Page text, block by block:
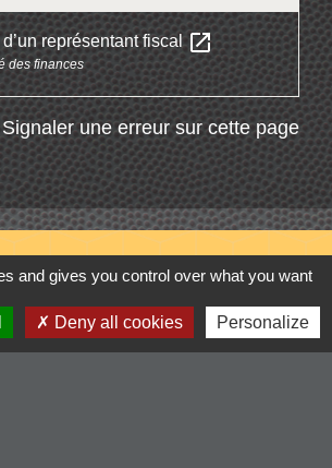
représentant fiscalopen_in_new
des finances
Signaler une erreur sur cette page
FRANCE
and gives you control over what you want
Deny all cookies Personalize